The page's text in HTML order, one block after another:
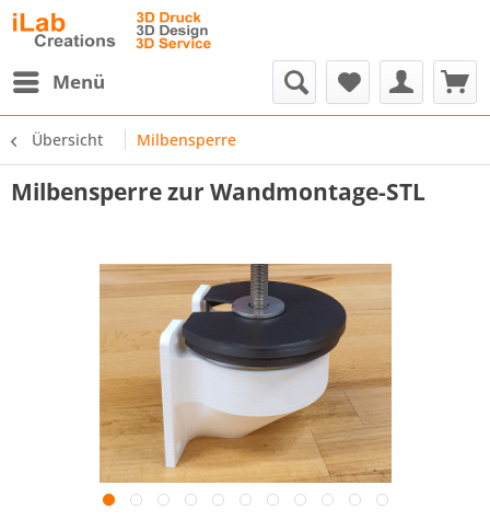
Menü
Übersicht Milbensperre
Milbensperre zur Wandmontage-STL